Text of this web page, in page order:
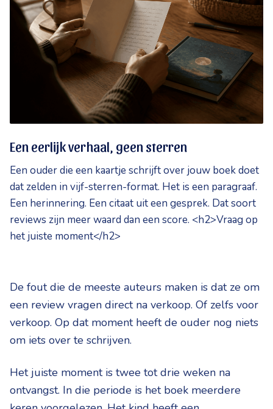
Een eerlijk verhaal, geen sterren
Een ouder die een kaartje schrijft over jouw boek doet
dat zelden in vijf-sterren-format. Het is een paragraaf.
Een herinnering. Een citaat uit een gesprek. Dat soort
reviews zijn meer waard dan een score. <h2>Vraag op
het juiste moment</h2>
De fout die de meeste auteurs maken is dat ze om
een review vragen direct na verkoop. Of zelfs voor
verkoop. Op dat moment heeft de ouder nog niets
om iets over te schrijven.
Het juiste moment is twee tot drie weken na
ontvangst. In die periode is het boek meerdere